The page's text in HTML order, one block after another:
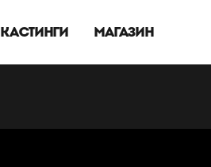
КАСТИНГИ МАГАЗИН